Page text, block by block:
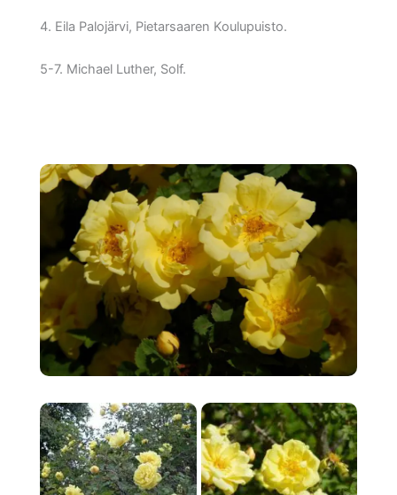
4. Eila Palojärvi, Pietarsaaren Koulupuisto.
5-7. Michael Luther, Solf.